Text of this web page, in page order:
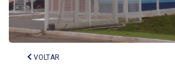
VOLTAR